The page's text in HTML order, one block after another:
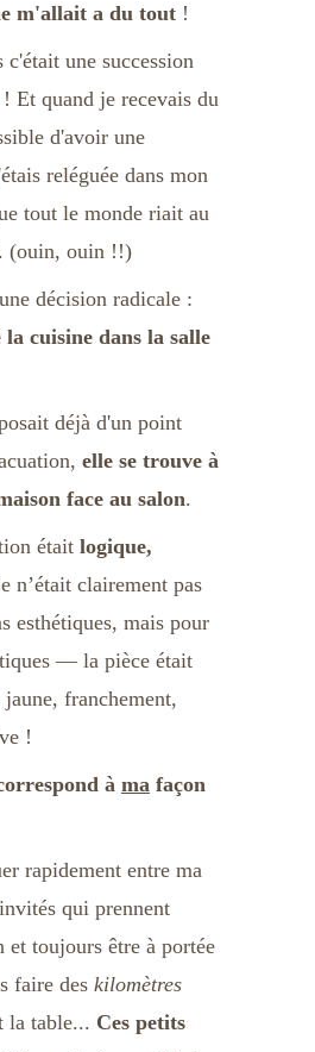
m'allait a du tout !
c'était une succession
Et quand je recevais du
d'avoir une
reléguée dans mon
tout le monde riait au
(ouin, ouin !!)
décision radicale :
la cuisine dans la salle
déjà d'un point
elle se trouve à
face au salon.
était logique,
n’était clairement pas
esthétiques, mais pour
— la pièce était
jaune, franchement,
!
à ma façon
rapidement entre ma
qui prennent
et toujours être à portée
faire des kilomètres
la table... Ces petits